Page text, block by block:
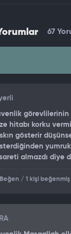
67
görevlilerinin
hitabı korku
gösterir
almazdı diye
Beğen / 1 kişi beğenmiş